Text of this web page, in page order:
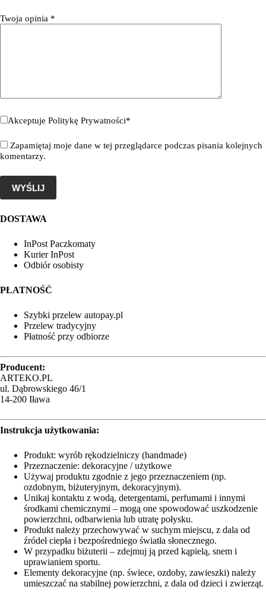
Twoja opinia *
Akceptuje Politykę Prywatności*
Zapamiętaj moje dane w tej przeglądarce podczas pisania kolejnych
komentarzy.
WYŚLIJ
DOSTAWA
InPost Paczkomaty
Kurier InPost
Odbiór osobisty
PŁATNOŚĆ
Szybki przelew autopay.pl
Przelew tradycyjny
Płatność przy odbiorze
Producent:
ARTEKO.PL
ul. Dąbrowskiego 46/1
14-200 Iława
Instrukcja użytkowania:
Produkt: wyrób rękodzielniczy (handmade)
Przeznaczenie: dekoracyjne / użytkowe
Używaj produktu zgodnie z jego przeznaczeniem (np.
ozdobnym, biżuteryjnym, dekoracyjnym).
Unikaj kontaktu z wodą, detergentami, perfumami i innymi
środkami chemicznymi – mogą one spowodować uszkodzenie
powierzchni, odbarwienia lub utratę połysku.
Produkt należy przechowywać w suchym miejscu, z dala od
źródeł ciepła i bezpośredniego światła słonecznego.
W przypadku biżuterii – zdejmuj ją przed kąpielą, snem i
uprawianiem sportu.
Elementy dekoracyjne (np. świece, ozdoby, zawieszki) należy
umieszczać na stabilnej powierzchni, z dala od dzieci i zwierząt.